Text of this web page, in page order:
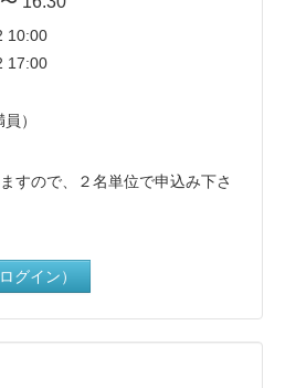
10:00
17:00
員）
すので、２名単位で申込み下さ
グイン）